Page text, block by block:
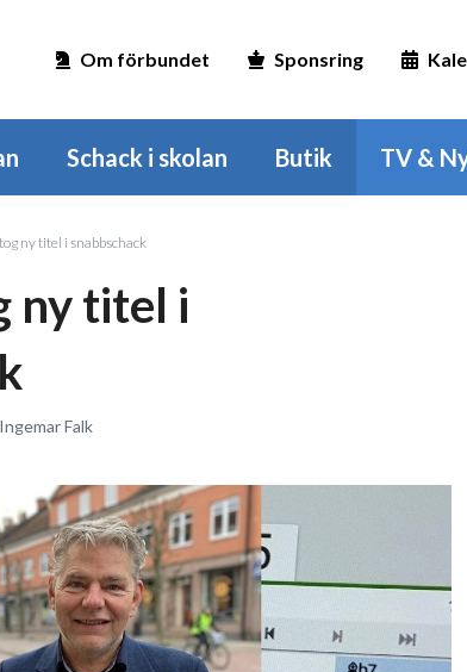
Om förbundet Sponsring
Schack i skolan Butik TV &
ny titel i snabbschack
ny titel i
Falk